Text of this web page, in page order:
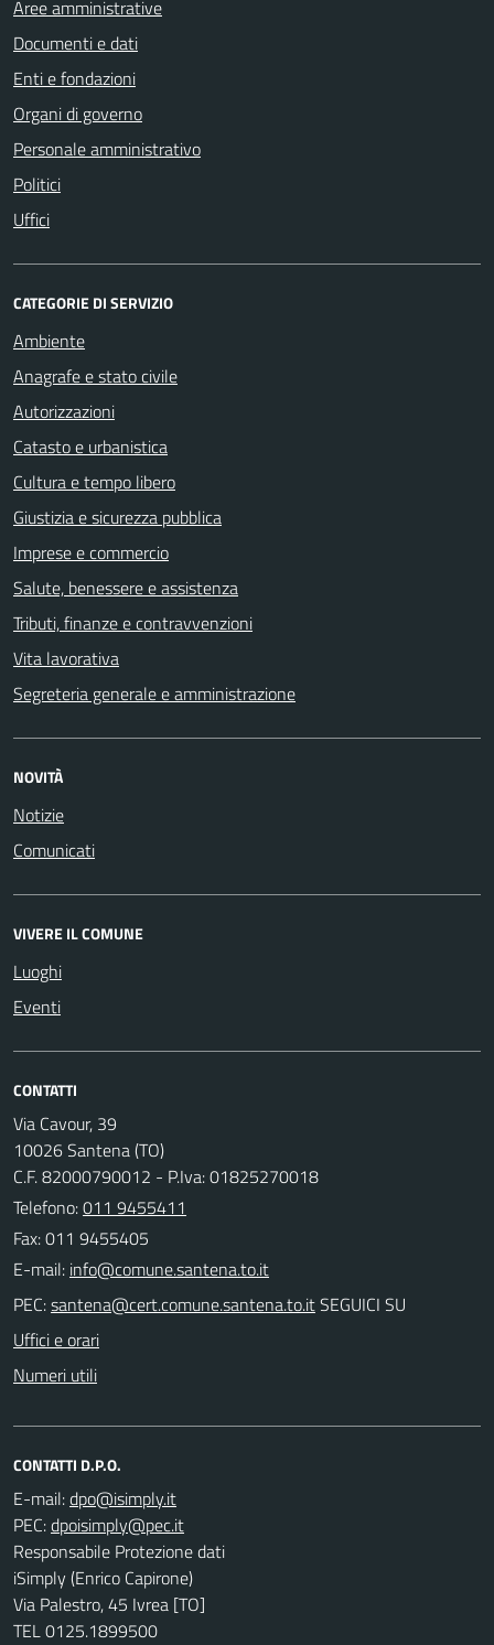
Aree amministrative
Documenti e dati
Enti e fondazioni
Organi di governo
Personale amministrativo
Politici
Uffici
CATEGORIE DI SERVIZIO
Ambiente
Anagrafe e stato civile
Autorizzazioni
Catasto e urbanistica
Cultura e tempo libero
Giustizia e sicurezza pubblica
Imprese e commercio
Salute, benessere e assistenza
Tributi, finanze e contravvenzioni
Vita lavorativa
Segreteria generale e amministrazione
NOVITÀ
Notizie
Comunicati
VIVERE IL COMUNE
Luoghi
Eventi
CONTATTI
Via Cavour, 39
10026 Santena (TO)
C.F. 82000790012 - P.Iva: 01825270018
Telefono:011 9455411
Fax: 011 9455405
E-mail:
PEC:
SEGUICI SU
Uffici e orari
Numeri utili
CONTATTI D.P.O.
E-mail:
PEC:
Responsabile Protezione dati
iSimply (Enrico Capirone)
Via Palestro, 45 Ivrea [TO]
TEL 0125.1899500